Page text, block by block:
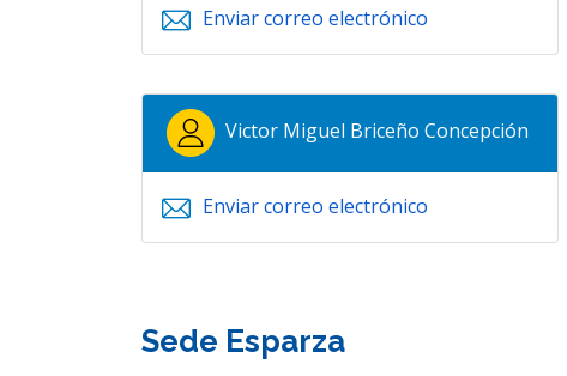
Enviar correo electrónico
Victor Miguel Briceño Concepción
Enviar correo electrónico
Sede Esparza